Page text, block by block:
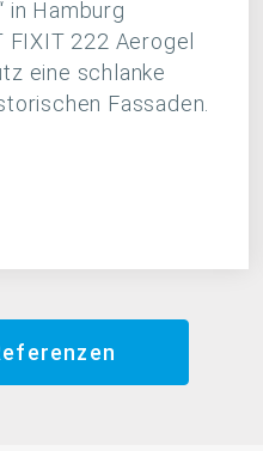
in Hamburg
222 Aerogel
eine schlanke
Fassaden.